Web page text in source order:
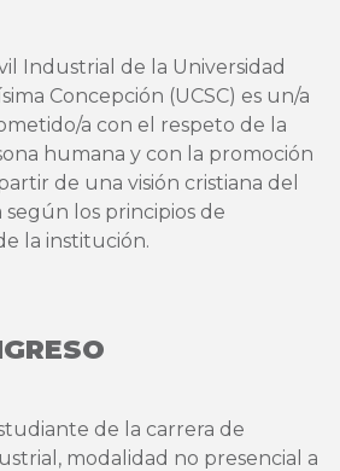
Industrial de la Universidad
Concepción (UCSC) es un/a
a con el respeto de la
humana y con la promoción
de una visión cristiana del
los principios de
la institución.
de la carrera de
modalidad no presencial a